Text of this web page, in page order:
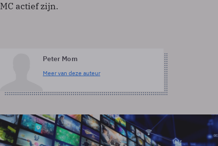
MC actief zijn.
Peter Mom
Meer van deze auteur